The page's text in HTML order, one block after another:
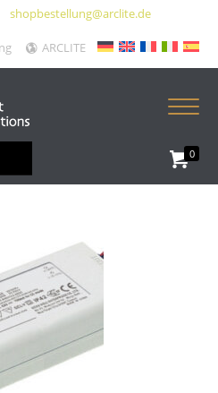
shopbestellung@arclite.de
ARCLITE
0